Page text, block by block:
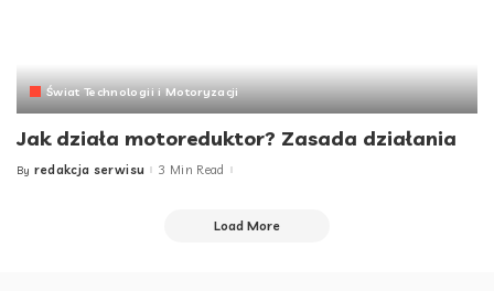
Świat Technologii i Motoryzacji
Jak działa motoreduktor? Zasada działania
Posted
By redakcja serwisu 3 Min Read
Load More